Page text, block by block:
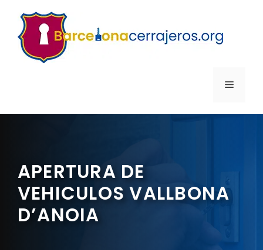
contenido
MENÚ
APERTURA DE
VEHICULOS VALLBONA
D’ANOIA